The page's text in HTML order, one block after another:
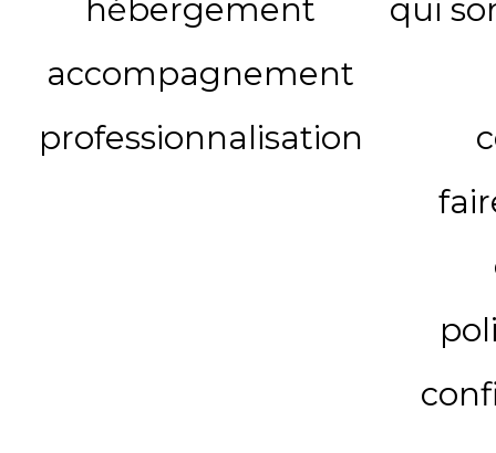
hébergement
accompagnement
professionnalisation
qui